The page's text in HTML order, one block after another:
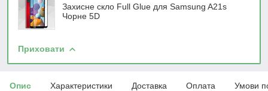
Захисне скло Full Glue для Samsung A21s
Чорне 5D
Приховати
Опис Характеристики Доставка Оплата Умови